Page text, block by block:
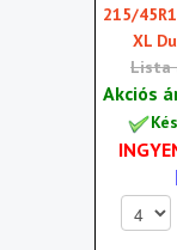
215/
XL
Lista
Akciós